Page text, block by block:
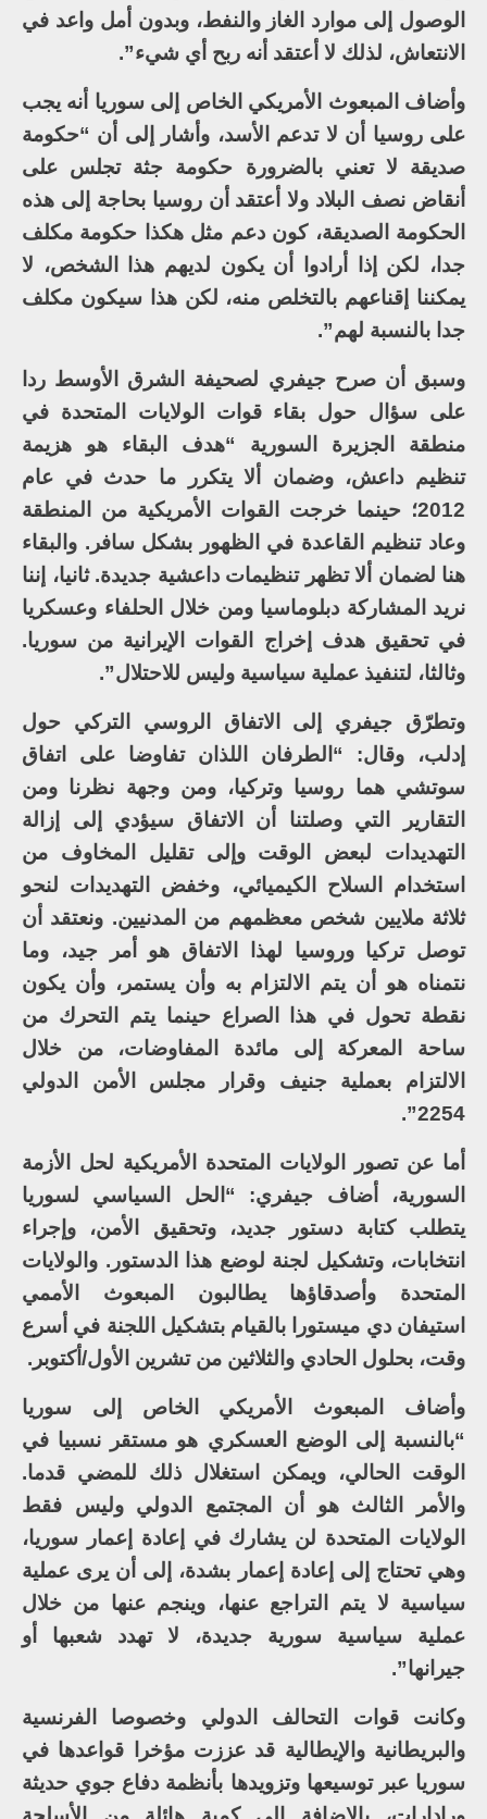
الوصول إلى موارد الغاز والنفط، وبدون أمل واعد في
الانتعاش، لذلك لا أعتقد أنه ربح أي شيء”.
وأضاف المبعوث الأمريكي الخاص إلى سوريا أنه يجب
على روسيا أن لا تدعم الأسد، وأشار إلى أن “حكومة
صديقة لا تعني بالضرورة حكومة جثة تجلس على
أنقاض نصف البلاد ولا أعتقد أن روسيا بحاجة إلى هذه
الحكومة الصديقة، كون دعم مثل هكذا حكومة مكلف
جدا، لكن إذا أرادوا أن يكون لديهم هذا الشخص، لا
يمكننا إقناعهم بالتخلص منه، لكن هذا سيكون مكلف
جدا بالنسبة لهم”.
وسبق أن صرح جيفري لصحيفة الشرق الأوسط ردا
على سؤال حول بقاء قوات الولايات المتحدة في
منطقة الجزيرة السورية “هدف البقاء هو هزيمة
تنظيم داعش، وضمان ألا يتكرر ما حدث في عام
2012؛ حينما خرجت القوات الأمريكية من المنطقة
وعاد تنظيم القاعدة في الظهور بشكل سافر. والبقاء
هنا لضمان ألا تظهر تنظيمات داعشية جديدة. ثانيا، إننا
نريد المشاركة دبلوماسيا ومن خلال الحلفاء وعسكريا
في تحقيق هدف إخراج القوات الإيرانية من سوريا.
وثالثا، لتنفيذ عملية سياسية وليس للاحتلال”.
وتطرّق جيفري إلى الاتفاق الروسي التركي حول
إدلب، وقال: “الطرفان اللذان تفاوضا على اتفاق
سوتشي هما روسيا وتركيا، ومن وجهة نظرنا ومن
التقارير التي وصلتنا أن الاتفاق سيؤدي إلى إزالة
التهديدات لبعض الوقت وإلى تقليل المخاوف من
استخدام السلاح الكيميائي، وخفض التهديدات لنحو
ثلاثة ملايين شخص معظمهم من المدنيين. ونعتقد أن
توصل تركيا وروسيا لهذا الاتفاق هو أمر جيد، وما
نتمناه هو أن يتم الالتزام به وأن يستمر، وأن يكون
نقطة تحول في هذا الصراع حينما يتم التحرك من
ساحة المعركة إلى مائدة المفاوضات، من خلال
الالتزام بعملية جنيف وقرار مجلس الأمن الدولي
2254”.
أما عن تصور الولايات المتحدة الأمريكية لحل الأزمة
السورية، أضاف جيفري: “الحل السياسي لسوريا
يتطلب كتابة دستور جديد، وتحقيق الأمن، وإجراء
انتخابات، وتشكيل لجنة لوضع هذا الدستور. والولايات
المتحدة وأصدقاؤها يطالبون المبعوث الأممي
استيفان دي ميستورا بالقيام بتشكيل اللجنة في أسرع
وقت، بحلول الحادي والثلاثين من تشرين الأول/أكتوبر.
وأضاف المبعوث الأمريكي الخاص إلى سوريا
“بالنسبة إلى الوضع العسكري هو مستقر نسبيا في
الوقت الحالي، ويمكن استغلال ذلك للمضي قدما.
والأمر الثالث هو أن المجتمع الدولي وليس فقط
الولايات المتحدة لن يشارك في إعادة إعمار سوريا،
وهي تحتاج إلى إعادة إعمار بشدة، إلى أن يرى عملية
سياسية لا يتم التراجع عنها، وينجم عنها من خلال
عملية سياسية سورية جديدة، لا تهدد شعبها أو
جيرانها”.
وكانت قوات التحالف الدولي وخصوصا الفرنسية
والبريطانية والإيطالية قد عززت مؤخرا قواعدها في
سوريا عبر توسيعها وتزويدها بأنظمة دفاع جوي حديثة